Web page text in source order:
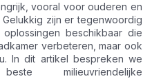
vooral voor ouderen en
zijn er tegenwoordig
beschikbaar die
verbeteren, maar ook
In dit artikel bespreken we
milieuvriendelijke